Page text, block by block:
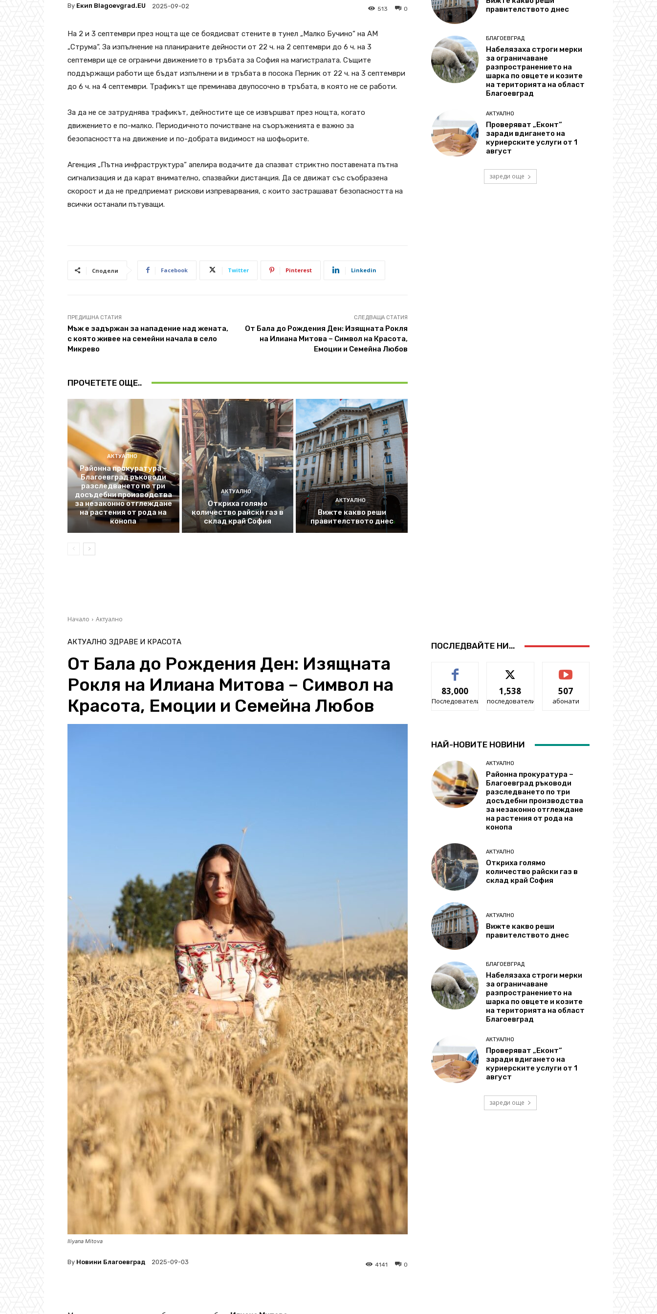
By Екип Blagoevgrad.EU 2025-09-02 0
513
На 2 и 3 септември през нощта ще се боядисват стените в тунел „Малко Бучино“ на АМ
„Струма“. За изпълнение на планираните дейности от 22 ч. на 2 септември до 6 ч. на 3
септември ще се ограничи движението в тръбата за София на магистралата. Същите
поддържащи работи ще бъдат изпълнени и в тръбата в посока Перник от 22 ч. на 3 септември
до 6 ч. на 4 септември. Трафикът ще преминава двупосочно в тръбата, в която не се работи.
За да не се затруднява трафикът, дейностите ще се извършват през нощта, когато
движението е по-малко. Периодичното почистване на съоръженията е важно за
безопасността на движение и по-добрата видимост на шофьорите.
Агенция „Пътна инфраструктура“ апелира водачите да спазват стриктно поставената пътна
сигнализация и да карат внимателно, спазвайки дистанция. Да се движат със съобразена
скорост и да не предприемат рискови изпреварвания, с които застрашават безопасността на
всички останали пътуващи.
Сподели Facebook Twitter Pinterest Linkedin
ПРЕДИШНА СТАТИЯ
Мъж е задържан за нападение над жената,
с която живее на семейни начала в село
Микрево
СЛЕДВАЩА СТАТИЯ
От Бала до Рождения Ден: Изящната Рокля
на Илиана Митова – Символ на Красота,
Емоции и Семейна Любов
ПРОЧЕТЕТЕ ОЩЕ..
АКТУАЛНО
Районна прокуратура –
Благоевград ръководи
разследването по три
досъдебни производства
за незаконно отглеждане
на растения от рода на
конопа
АКТУАЛНО
Откриха голямо
количество райски газ в
склад край София
АКТУАЛНО
Вижте какво реши
правителството днес
правителството днес
БЛАГОЕВГРАД
Набелязаха строги мерки
за ограничаване
разпространението на
шарка по овцете и козите
на територията на област
Благоевград
АКТУАЛНО
Проверяват „Еконт“
заради вдигането на
куриерските услуги от 1
август
зареди още